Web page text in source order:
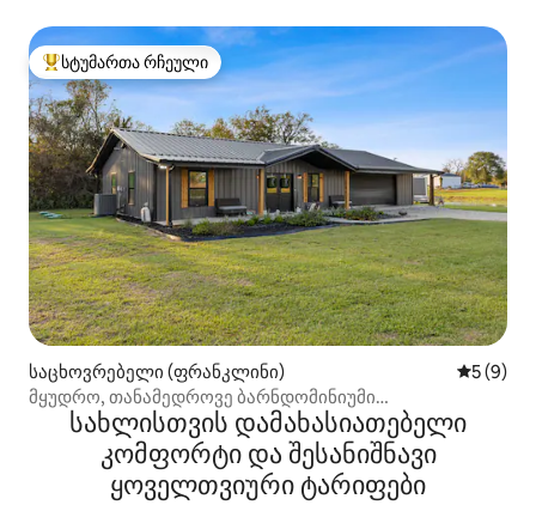
სტუმართა რჩეული მოწინავე ვარიანტი
სტუმართა რჩეული
საცხოვრებელი (ფრანკლინი) საშუალო
5 (9)
მყუდრო, თანამედროვე ბარნდომინიუმი
ფრანკლინ‑სპორტ‑პარკთან
სახლისთვის დამახასიათებელი
კომფორტი და შესანიშნავი
ყოველთვიური ტარიფები